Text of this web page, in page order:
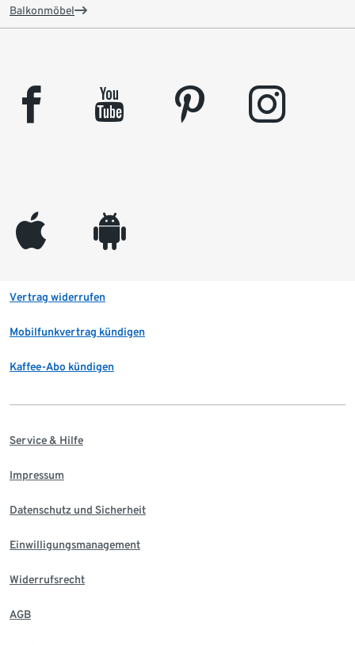
Balkonmöbel
facebook youtube pinterest instagram
appleinc android
Vertrag widerrufen
Mobilfunkvertrag kündigen
Kaffee-Abo kündigen
Service & Hilfe
Impressum
Datenschutz und Sicherheit
Einwilligungsmanagement
Widerrufsrecht
AGB